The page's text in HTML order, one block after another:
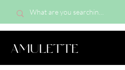
AMULETTE